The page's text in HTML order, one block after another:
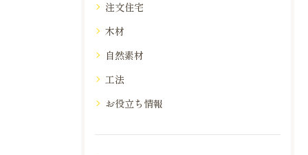
注文住宅
木材
自然素材
工法
お役立ち情報